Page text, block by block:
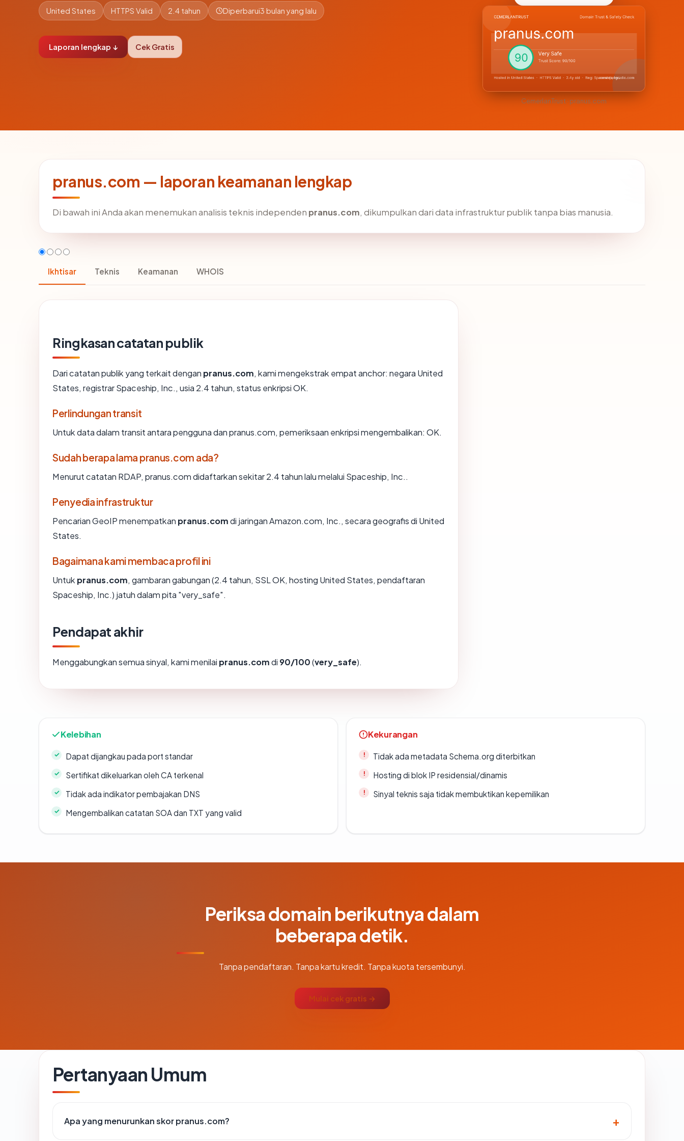
United States HTTPS Valid 2.4 tahun Diperbarui3 bulan yang lalu
Laporan lengkap ↓ Cek Gratis
CemerlanTrust · pranus.com
pranus.com — laporan keamanan lengkap
Di bawah ini Anda akan menemukan analisis teknis independen pranus.com, dikumpulkan dari data infrastruktur publik tanpa bias manusia.
Ikhtisar Teknis Keamanan WHOIS
Ringkasan catatan publik
Dari catatan publik yang terkait dengan pranus.com, kami mengekstrak empat anchor: negara United
States, registrar Spaceship, Inc., usia 2.4 tahun, status enkripsi OK.
Perlindungan transit
Untuk data dalam transit antara pengguna dan pranus.com, pemeriksaan enkripsi mengembalikan: OK.
Sudah berapa lama pranus.com ada?
Menurut catatan RDAP, pranus.com didaftarkan sekitar 2.4 tahun lalu melalui Spaceship, Inc..
Penyedia infrastruktur
Pencarian GeoIP menempatkan pranus.comdi jaringan Amazon.com, Inc., secara geografis di United
States.
Bagaimana kami membaca profil ini
Untuk pranus.com, gambaran gabungan (2.4 tahun, SSL OK, hosting United States, pendaftaran
Spaceship, Inc.) jatuh dalam pita "very_safe".
Pendapat akhir
Menggabungkan semua sinyal, kami menilai pranus.comdi 90/100(very_safe).
Kelebihan
Dapat dijangkau pada port standar
Sertifikat dikeluarkan oleh CA terkenal
Tidak ada indikator pembajakan DNS
Mengembalikan catatan SOA dan TXT yang valid
Kekurangan
Tidak ada metadata Schema.org diterbitkan
Hosting di blok IP residensial/dinamis
Sinyal teknis saja tidak membuktikan kepemilikan
Periksa domain berikutnya dalam
beberapa detik.
Tanpa pendaftaran. Tanpa kartu kredit. Tanpa kuota tersembunyi.
Mulai cek gratis →
Pertanyaan Umum
Apa yang menurunkan skor pranus.com?